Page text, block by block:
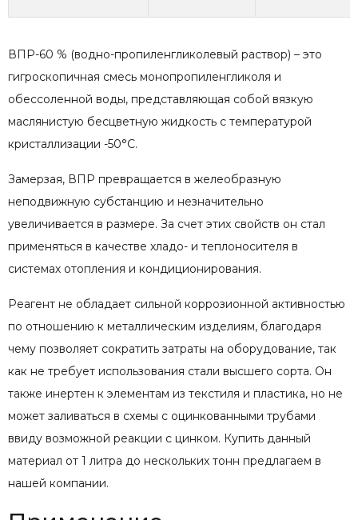
ВПР-60 % (водно-пропиленгликолевый раствор) – это
гигроскопичная смесь монопропиленгликоля и
обессоленной воды, представляющая собой вязкую
маслянистую бесцветную жидкость с температурой
кристаллизации -50°С.
Замерзая, ВПР превращается в желеобразную
неподвижную субстанцию и незначительно
увеличивается в размере. За счет этих свойств он стал
применяться в качестве хладо- и теплоносителя в
системах отопления и кондиционирования.
Реагент не обладает сильной коррозионной активностью
по отношению к металлическим изделиям, благодаря
чему позволяет сократить затраты на оборудование, так
как не требует использования стали высшего сорта. Он
также инертен к элементам из текстиля и пластика, но не
может заливаться в схемы с оцинкованными трубами
ввиду возможной реакции с цинком. Купить данный
материал от 1 литра до нескольких тонн предлагаем в
нашей компании.